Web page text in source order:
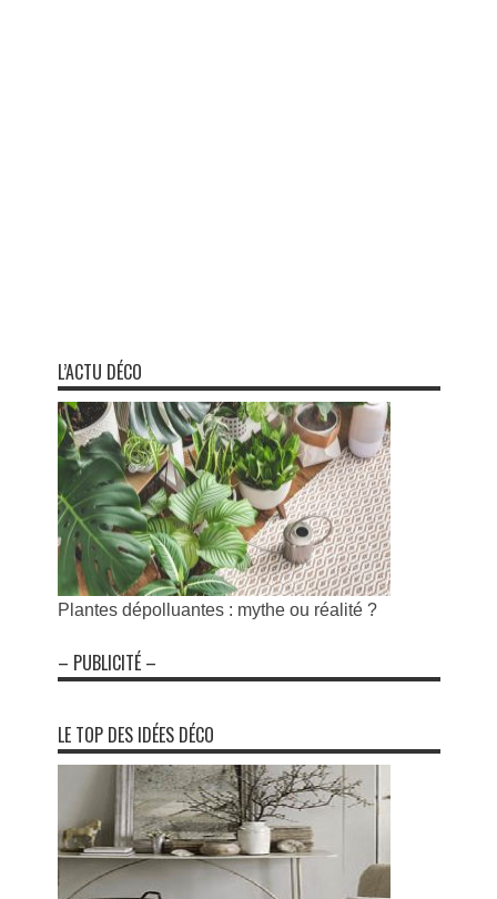
L’ACTU DÉCO
Plantes dépolluantes : mythe ou réalité ?
– PUBLICITÉ –
LE TOP DES IDÉES DÉCO